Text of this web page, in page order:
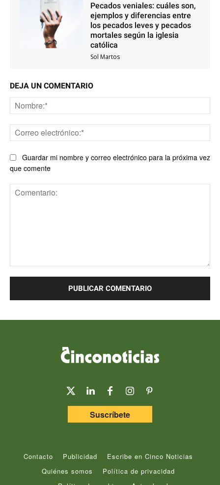
Pecados veniales: cuáles son,
ejemplos y diferencias entre
los pecados leves y pecados
mortales según la iglesia
católica
Sol Martos
DEJA UN COMENTARIO
Guardar mi nombre y correo electrónico para la próxima vez
que comente
Suscríbete
Contacto Publicidad
Escribe en Cinco Noticias
Quiénes somos
Política de privacidad